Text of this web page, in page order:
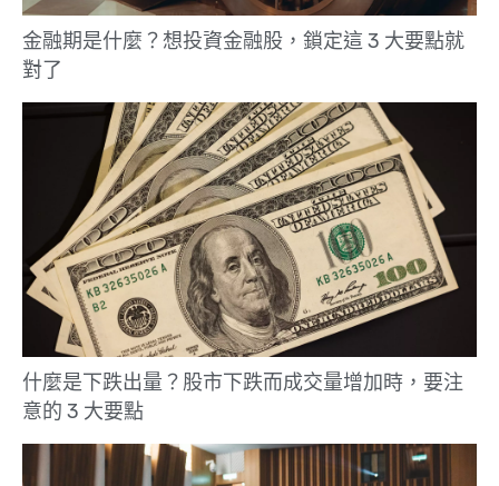
金融期是什麼？想投資金融股，鎖定這 3 大要點就
對了
什麼是下跌出量？股市下跌而成交量增加時，要注
意的 3 大要點